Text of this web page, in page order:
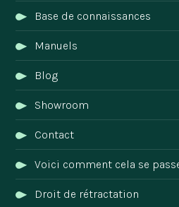
Base de connaissances
Manuels
Blog
Showroom
Contact
Voici comment cela se
Droit de rétractation